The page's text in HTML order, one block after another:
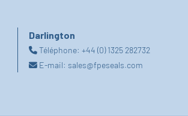
Darlington
Téléphone:+44 (0) 1325 282732
E-mail: sales@fpeseals.com